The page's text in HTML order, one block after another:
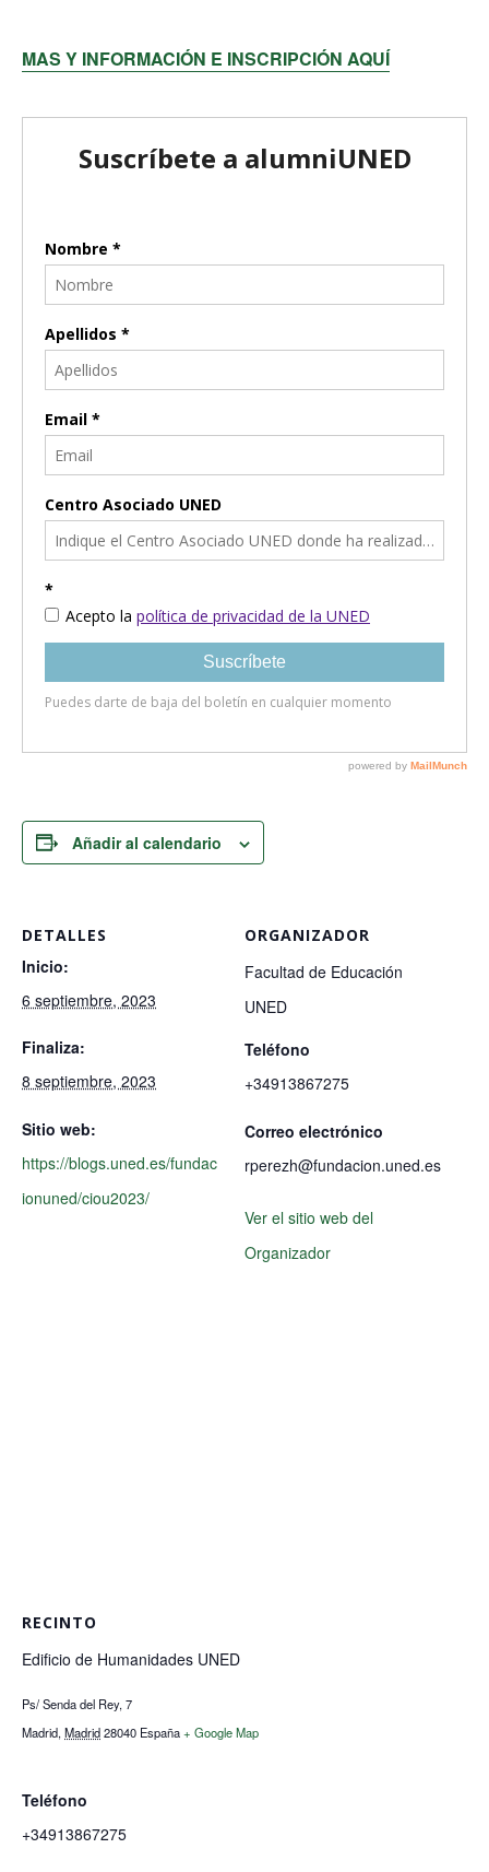
MAS Y INFORMACIÓN E INSCRIPCIÓN AQUÍ
Añadir al calendario
DETALLES
Inicio:
6 septiembre, 2023
Finaliza:
8 septiembre, 2023
Sitio web:
https://blogs.uned.es/fundac
ionuned/ciou2023/
ORGANIZADOR
Facultad de Educación
UNED
Teléfono
+34913867275
Correo electrónico
rperezh@fundacion.uned.es
Ver el sitio web del
Organizador
RECINTO
Edificio de Humanidades UNED
Ps/ Senda del Rey, 7
Madrid,Madrid28040 España+ Google Map
Teléfono
+34913867275